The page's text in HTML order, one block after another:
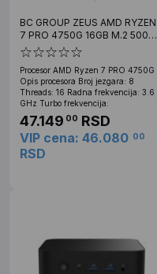
BC GROUP ZEUS AMD RYZEN
7 PRO 4750G 16GB M.2 500GB
SSD
Procesor AMD Ryzen 7 PRO 4750G
Opis procesora Broj jezgara: 8
Threads: 16 Radna frekvencija: 3.6
GHz Turbo frekvencija:
47.149 00 RSD
VIP cena: 46.080 00
RSD